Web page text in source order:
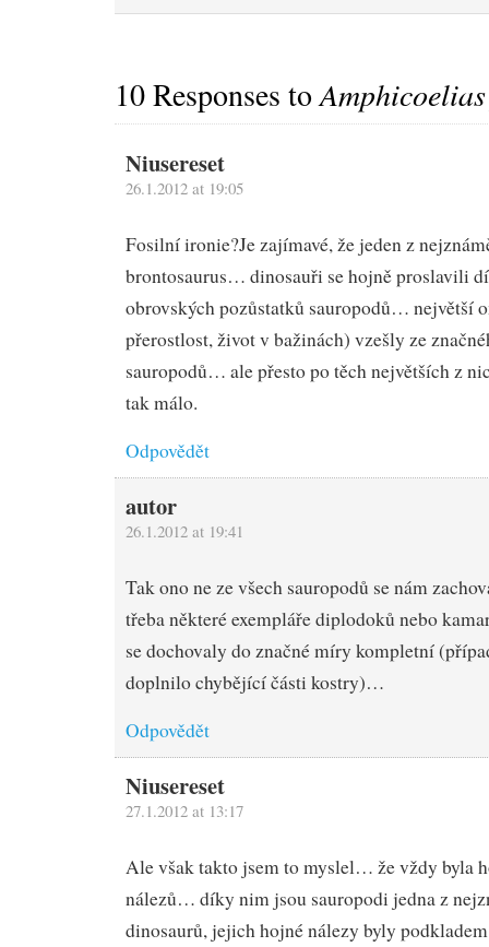
10 Responses to
Niusereset
26.1.2012 at 19:05
Fosilní ironie?Je zajímavé, že jeden z
brontosaurus… dinosauři se hojně proslavili
obrovských pozůstatků sauropodů… největší
přerostlost, život v bažinách) vzešly ze
sauropodů… ale přesto po těch největších z
tak málo.
Odpovědět
autor
26.1.2012 at 19:41
Tak ono ne ze všech sauropodů se nám
třeba některé exempláře diplodoků nebo
se dochovaly do značné míry kompletní
doplnilo chybějící části kostry)…
Odpovědět
Niusereset
27.1.2012 at 13:17
Ale však takto jsem to myslel… že vždy byla
nálezů… díky nim jsou sauropodi jedna z
dinosaurů, jejich hojné nálezy byly